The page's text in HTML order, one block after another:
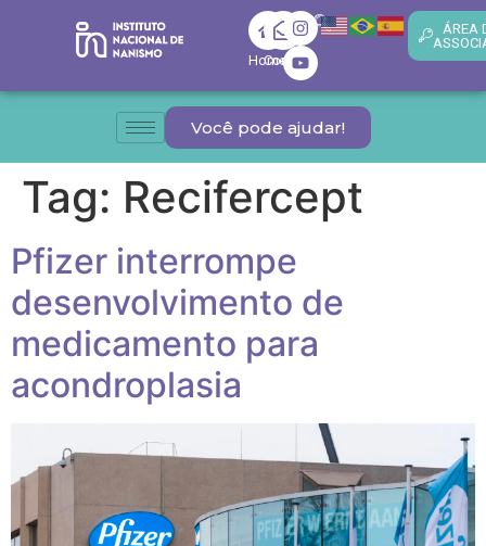
Home
Contato
ÁREA
Você pode ajudar!
Tag: Recifercept
Pfizer interrompe
desenvolvimento de
medicamento para
acondroplasia